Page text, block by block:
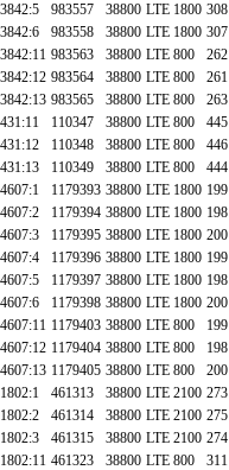
3842:5
983557 38800 LTE 1800 308
3842:6
983558 38800 LTE 1800 307
3842:11 983563 38800 LTE 800 262
3842:12 983564 38800 LTE 800 261
3842:13 983565 38800 LTE 800 263
431:11
110347 38800 LTE 800 445
431:12
110348 38800 LTE 800 446
431:13
110349 38800 LTE 800 444
4607:1
1179393 38800 LTE 1800 199
4607:2
1179394 38800 LTE 1800 198
4607:3
1179395 38800 LTE 1800 200
4607:4
1179396 38800 LTE 1800 199
4607:5 1179397 38800 LTE 1800 198
4607:6
1179398 38800 LTE 1800 200
4607:11 1179403 38800 LTE 800 199
4607:12 1179404 38800 LTE 800 198
4607:13 1179405 38800 LTE 800 200
1802:1
461313 38800 LTE 2100 273
1802:2
461314 38800 LTE 2100 275
1802:3
461315 38800 LTE 2100 274
1802:11 461323 38800 LTE 800 311